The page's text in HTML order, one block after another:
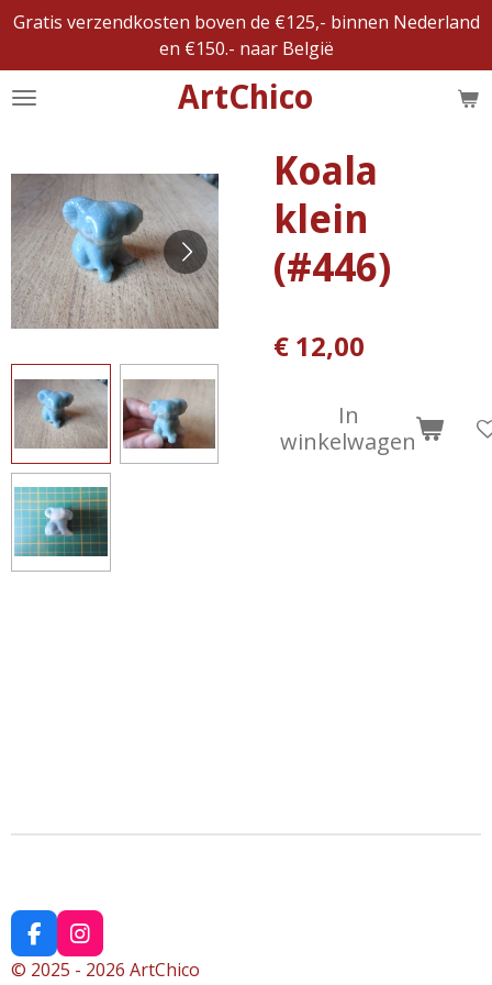
Ga
naar
de
ArtChico
Gratis verzendkosten boven de €125,- binnen Nederland
en €150.- naar België
Koala
klein
(#446)
€ 12,00
In
winkelwagen
F
a
I
n
© 2025 - 2026 ArtChico